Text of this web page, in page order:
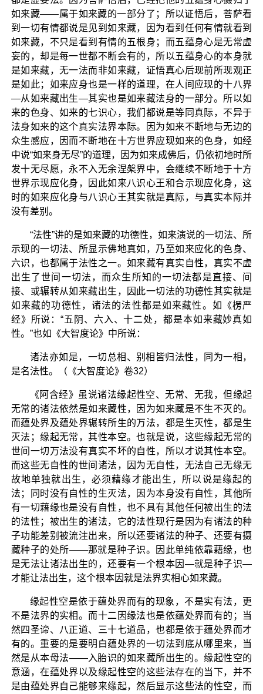
如来藏——属于如来藏的一部分了；所以证悟后，菩萨看
到一切有情都说是见到如来藏，因为看到任何有情就看到
如来藏，不只是看到有情的五根身；而五蕴身心是无常虚
妄的，却是每一世都不断会有的，所以五蕴身心的本身就
是如来藏，无一法而非如来藏，证悟真心后现前所现观正
是如此；如来应身也是一样的道理，在人间应现的十八界
—从如来藏出生—其实也是如来藏法身的一部分。所以如
来的色身、如来的七识心，我们都说是等同真际，不异于
法身如来的这个真实法界本际。因为如来不断地与无边的
众生感应，因而不断地在十方世界应现如来的色身，如经
中说“如来身无尽”的道理，因为如来成佛后，仍依初地时所
发十无尽愿，永不入无余涅槃界中，会继续不断地于十方
世界示现应化身，因此如来八识心王和合示现应化身，这
时的如来应化身与八识心王其实就是真际，与真实本际并
没有差别。
“法性”讲的是如来藏的功德性，如来演说的一切法、所
示现的一切法、所显示佛地真如，乃至如来应化的色身、
六识，也都属于法性之一。如来藏有真实自性，真实不虚
出生了世间一切法，而众生所知的一切法都是直接、间
接、或辗转从如来藏出生，因此一切法的功德性其实就是
如来藏的功德性，诸法的法性都是如来藏性。如《楞严
经》所说：“五阴、六入、十二处，都是本如来藏妙真如
性。”也如《大智度论》中所说：
诸法亦如是，一切总相、别相皆归法性，同为一相，
是名法性。（《大智度论》卷32）
《阿含经》虽说诸法缘起性空、无常、无我，但缘起
无常的诸法依然是如来藏性，因为如来藏是不生不灭的。
而蕴处界及蕴处界辗转所生的万法，都是生灭性，都是生
灭法；缘起无常，其性本空。也就是说，这些缘起无常的
世间一切万法没有真实不坏的自性，所以才说其性本空。
而这些无自性的世间诸法，因为无自性，无法自己无缘无
故地单独就出生，必须藉缘才能出生，所以说是缘起的
法；同时没有自性的生灭法，因为本身没有自性，其他所
有一切藉缘也是没有自性，也不具有其他任何被出生的法
的法性；被出生的诸法，它的法性现行是因为有诸法的种
子功能差别被流注出来，所以还要诸法的种子、还要有摄
藏种子的处所——那就是种子识。因此单纯依靠藉缘，也
是无法让诸法出生的，还要有一个根本因—就是种子识—
才能让法出生，这个根本因就是法界实相心如来藏。
缘起性空是依于蕴处界而有的现象，不是实有法，更
不是法界的实相。而十二因缘法也是依蕴处界而有的；当
然四圣谛、八正道、三十七道品，也都是依于蕴处界而才
有的。重要的是要明白蕴处界的一切法到底从哪里来，当
然是从本母法——入胎识的如来藏所出生的。缘起性空的
意涵，在蕴处界以及缘起性空的这些法存在的当下，并不
是由蕴处界自己能够来缘起，然后显示这些法的性空，而